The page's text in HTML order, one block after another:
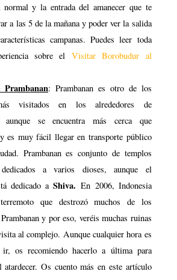
normal y la entrada del amanecer que te
a las 5 de la mañana y poder ver la salida
campanas. Puedes leer toda
sobre el Visitar Borobudur al
: Prambanan es otro de los
visitados en los alrededores de
aunque se encuentra más cerca que
es muy fácil llegar en transporte público
Prambanan es conjunto de templos
a varios dioses, aunque el
dedicado aShiva.En 2006, Indonesia
que destrozó muchos de los
y por eso, veréis muchas ruinas
al complejo. Aunque cualquier hora es
ir, os recomiendo hacerlo a última para
atardecer. Os cuento más en este artículo